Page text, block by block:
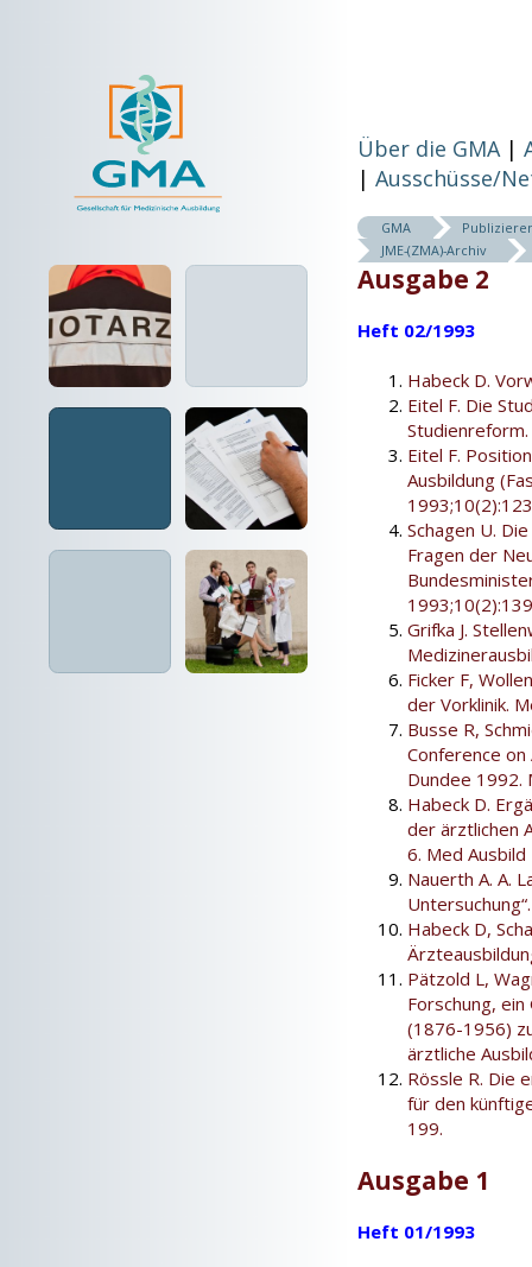
Über die GMA
Ausschüsse/
GMA
JME-(ZMA)-Archiv
Ausgabe 2
Heft 02/1993
Habeck D.
Eitel F. Die
Eitel F.
Ausbildung
Schagen U.
Fragen der
Grifka J.
Ficker F,
der Vorklinik.
Busse R,
Conference
Dundee 1992.
Habeck D.
der ärztlichen
6. Med
Nauerth A. A.
Habeck D,
Pätzold L,
Forschung,
(1876-1956)
ärztliche
Rössle R. Die
für den
199.
Ausgabe 1
Heft 01/1993